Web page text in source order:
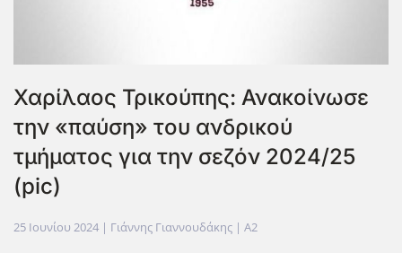
Χαρίλαος Τρικούπης: Ανακοίνωσε
την «παύση» του ανδρικού
τμήματος για την σεζόν 2024/25
(pic)
25 Ιουνίου 2024 | Γιάννης Γιαννουδάκης | A2